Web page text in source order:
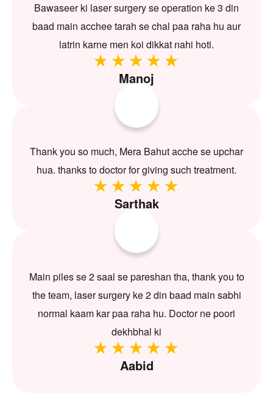
Bawaseer ki laser surgery se operation ke 3 din
baad main acchee tarah se chal paa raha hu aur
latrin karne men koi dikkat nahi hoti.
Manoj
Thank you so much, Mera Bahut acche se upchar
hua. thanks to doctor for giving such treatment.
Sarthak
Main piles se 2 saal se pareshan tha, thank you to
the team, laser surgery ke 2 din baad main sabhi
normal kaam kar paa raha hu. Doctor ne poori
dekhbhal ki
Aabid